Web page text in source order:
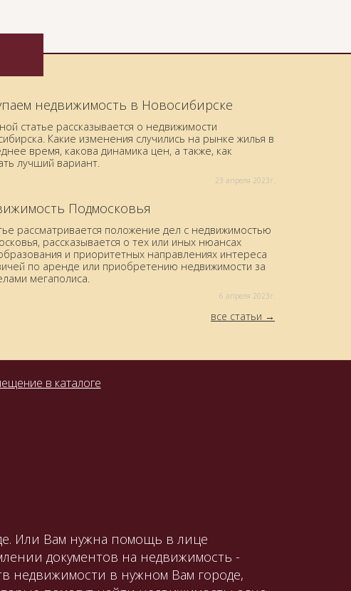
недвижимость в Новосибирске
статье рассказывается о недвижимости
Какие изменения случились на рынке жилья в
время, какова динамика цен, а также, как
лучший вариант.
23 aпреля 2023г.
Подмосковья
рассматривается положение дел с недвижимостью
рассказывается о тех или иных нюансах
и приоритетных направлениях интереса
по аренде или приобретению недвижимости за
мегаполиса.
6 aпреля 2023г.
все статьи
в каталоге
Или Вам нужна помощь в лице
документов на недвижимость -
недвижимости в нужном Вам городе,